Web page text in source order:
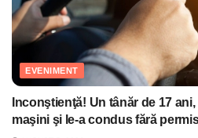
EVENIMENT
Inconştienţă! Un tânăr de 17
maşini şi le-a condus fără